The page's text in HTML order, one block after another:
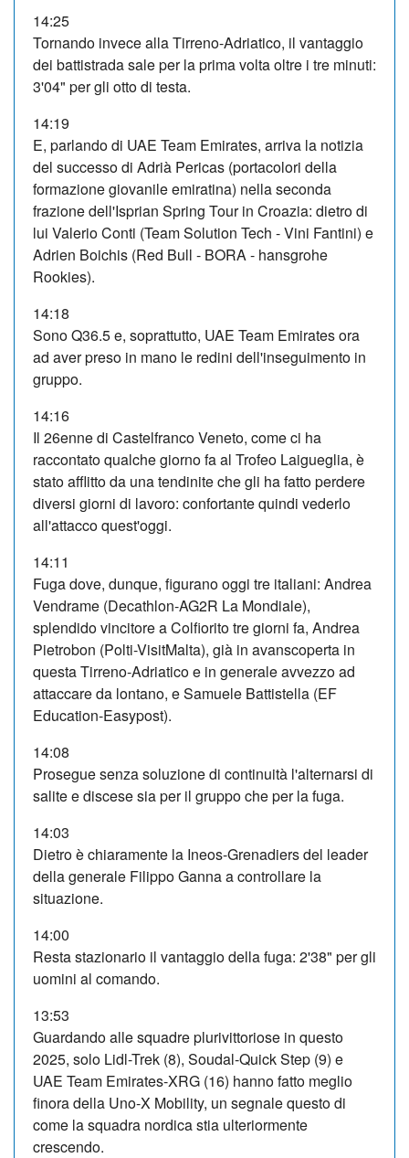
14:25
Tornando invece alla Tirreno-Adriatico, il vantaggio
dei battistrada sale per la prima volta oltre i tre minuti:
3'04" per gli otto di testa.
14:19
E, parlando di UAE Team Emirates, arriva la notizia
del successo di Adrià Pericas (portacolori della
formazione giovanile emiratina) nella seconda
frazione dell'Isprian Spring Tour in Croazia: dietro di
lui Valerio Conti (Team Solution Tech - Vini Fantini) e
Adrien Boichis (Red Bull - BORA - hansgrohe
Rookies).
14:18
Sono Q36.5 e, soprattutto, UAE Team Emirates ora
ad aver preso in mano le redini dell'inseguimento in
gruppo.
14:16
Il 26enne di Castelfranco Veneto, come ci ha
raccontato qualche giorno fa al Trofeo Laigueglia, è
stato afflitto da una tendinite che gli ha fatto perdere
diversi giorni di lavoro: confortante quindi vederlo
all'attacco quest'oggi.
14:11
Fuga dove, dunque, figurano oggi tre italiani: Andrea
Vendrame (Decathlon-AG2R La Mondiale),
splendido vincitore a Colfiorito tre giorni fa, Andrea
Pietrobon (Polti-VisitMalta), già in avanscoperta in
questa Tirreno-Adriatico e in generale avvezzo ad
attaccare da lontano, e Samuele Battistella (EF
Education-Easypost).
14:08
Prosegue senza soluzione di continuità l'alternarsi di
salite e discese sia per il gruppo che per la fuga.
14:03
Dietro è chiaramente la Ineos-Grenadiers del leader
della generale Filippo Ganna a controllare la
situazione.
14:00
Resta stazionario il vantaggio della fuga: 2'38" per gli
uomini al comando.
13:53
Guardando alle squadre plurivittoriose in questo
2025, solo Lidl-Trek (8), Soudal-Quick Step (9) e
UAE Team Emirates-XRG (16) hanno fatto meglio
finora della Uno-X Mobility, un segnale questo di
come la squadra nordica stia ulteriormente
crescendo.